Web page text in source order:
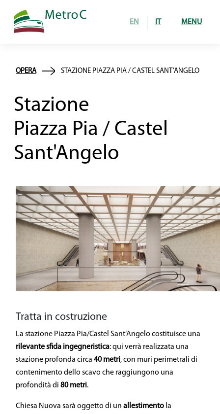
EN IT MENU
Home
Opera
tratta in costruzione
Come si costruisce
stazioni e pozzi
Una linea driverless
Il patrimonio storico
Sostenibilità
General Contractor
Area Media
Area Riservata
OPERA STAZIONE PIAZZA PIA / CASTEL SANT’ANGELO
Stazione
Piazza Pia / Castel
Sant'Angelo
Tratta in costruzione
La stazione Piazza Pia/Castel Sant’Angelo costituisce una
rilevante sfida ingegneristica: qui verrà realizzata una
stazione profonda circa 40 metri, con muri perimetrali di
contenimento dello scavo che raggiungono una
profondità di 80 metri.
Chiesa Nuova sarà oggetto di un allestimento la